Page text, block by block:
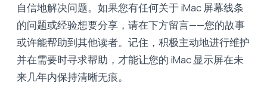
自信地解决问题。如果您有任何关于 iMac 屏幕线条
的问题或经验想要分享，请在下方留言——您的故事
或许能帮助到其他读者。记住，积极主动地进行维护
并在需要时寻求帮助，才能让您的 iMac 显示屏在未
来几年内保持清晰无痕。